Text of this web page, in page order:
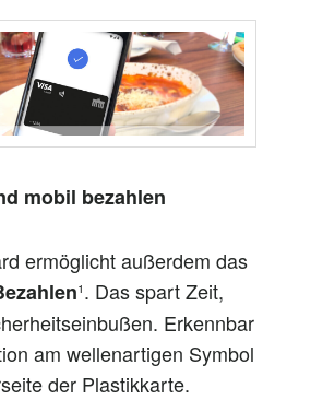
mobil bezahlen
ermöglicht außerdem das
ezahlen¹. Das spart Zeit,
Erkennbar
am wellenartigen Symbol
der Plastikkarte.